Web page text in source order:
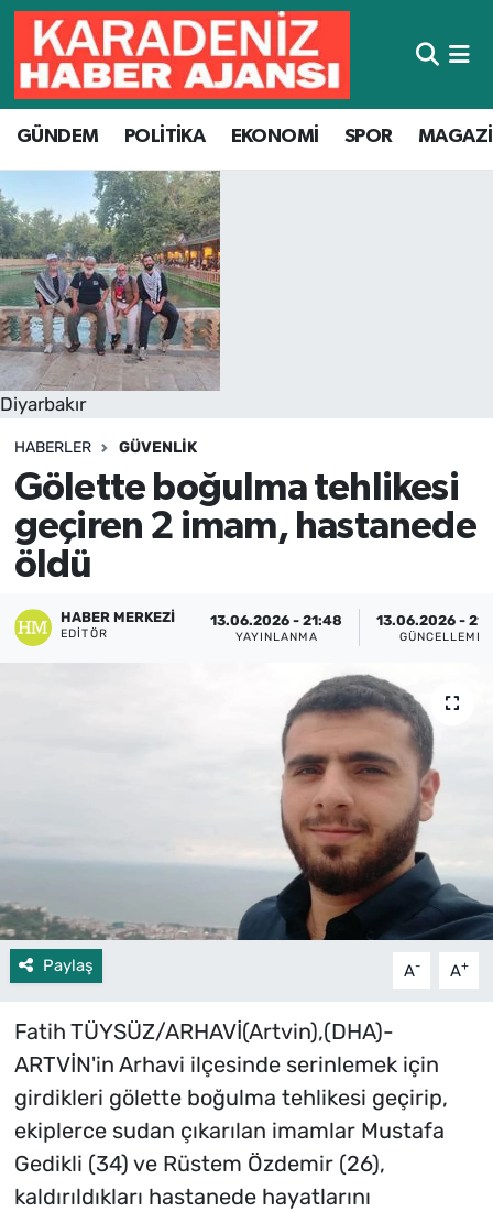
GÜNDEM POLİTİKA EKONOMİ SPOR
Diyarbakır
HABERLER GÜVENLIK
Gölette boğulma tehlikesi
geçiren 2 imam, hastanede
öldü
HABER MERKEZI
EDITÖR
13.06.2026 - 21:48
YAYINLANMA
13.06.2026 -
GÜNCELLEME
Paylaş A- A+
Fatih TÜYSÜZ/ARHAVİ(Artvin),(DHA)-
ARTVİN'in Arhavi ilçesinde serinlemek için
girdikleri gölette boğulma tehlikesi geçirip,
ekiplerce sudan çıkarılan imamlar Mustafa
Gedikli (34) ve Rüstem Özdemir (26),
kaldırıldıkları hastanede hayatlarını
Hava Durumu
Trafik Durumu
Süper Lig Puan Durumu ve Fikstür
Tüm Manşetler
Son Dakika Haberleri
Haber Arşivi